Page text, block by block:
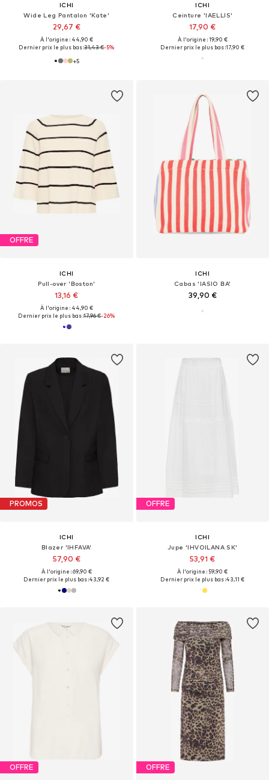
ICHI
Wide Leg Pantalon 'Kate'
29,67 €
À l'origine : 44,90 €
Dernier prix le plus bas :31,43 €-5%
+5
ICHI
Ceinture 'IAELLIS'
17,90 €
À l'origine : 19,90 €
Dernier prix le plus bas :17,90 €
OFFRE
ICHI
Pull-over 'Boston'
13,16 €
À l'origine : 44,90 €
Dernier prix le plus bas :17,96 €-26%
ICHI
Cabas 'IASIO BA'
39,90 €
PROMOS
ICHI
Blazer 'IHFAVA'
57,90 €
À l'origine : 69,90 €
Dernier prix le plus bas :43,92 €
OFFRE
ICHI
Jupe 'IHVOILANA SK'
53,91 €
À l'origine : 59,90 €
Dernier prix le plus bas :43,11 €
OFFRE OFFRE